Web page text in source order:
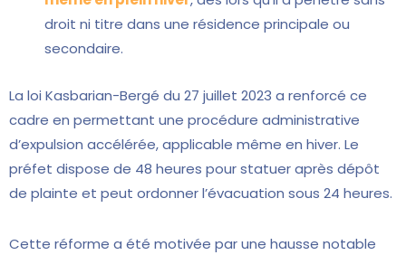
droit ni titre dans une résidence principale ou
secondaire.
La loi Kasbarian-Bergé du 27 juillet 2023 a renforcé ce
cadre en permettant une procédure administrative
d’expulsion accélérée, applicable même en hiver. Le
préfet dispose de 48 heures pour statuer après dépôt
de plainte et peut ordonner l’évacuation sous 24 heures.
Cette réforme a été motivée par une hausse notable